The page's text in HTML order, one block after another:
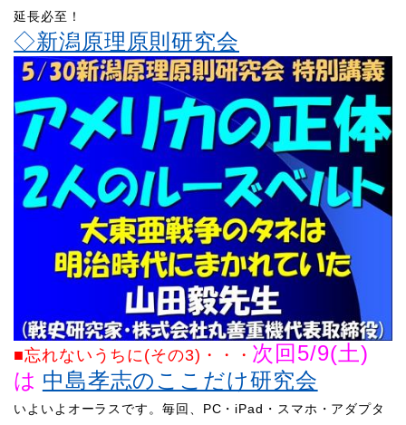
延長必至！
◇新潟原理原則研究会
■忘れないうちに(その3) ・・・ 次回5/9(土)
は 中島孝志のここだけ研究会
いよいよオーラスです。 毎回、PC・iPad・スマホ・アダプタ